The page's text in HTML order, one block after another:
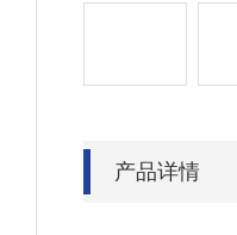
产品详情